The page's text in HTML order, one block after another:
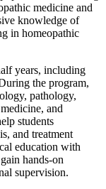
medicine and
knowledge of
in homeopathic
years, including
the program,
pathology,
and
students
and treatment
education with
hands-on
supervision.